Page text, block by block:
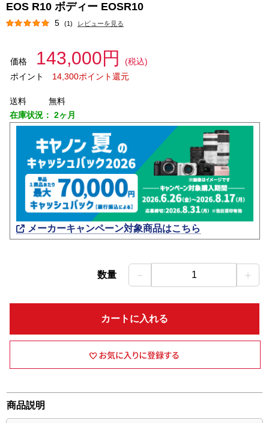
EOS R10 ボディー EOSR10
5 (1) レビューを見る
価格 143,000円
(税込)
ポイント
14,300ポイント還元
送料
無料
在庫状況： 2ヶ月
メーカーキャンペーン対象商品はこちら
数量 － 1 ＋
カートに入れる
商品説明